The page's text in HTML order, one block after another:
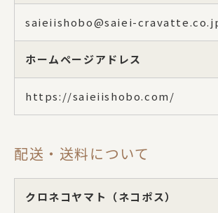
saieiishobo@saiei-
ホームページアドレス
https://saieiishobo.com/
配送・送料について
クロネコヤマト（ネコポス）